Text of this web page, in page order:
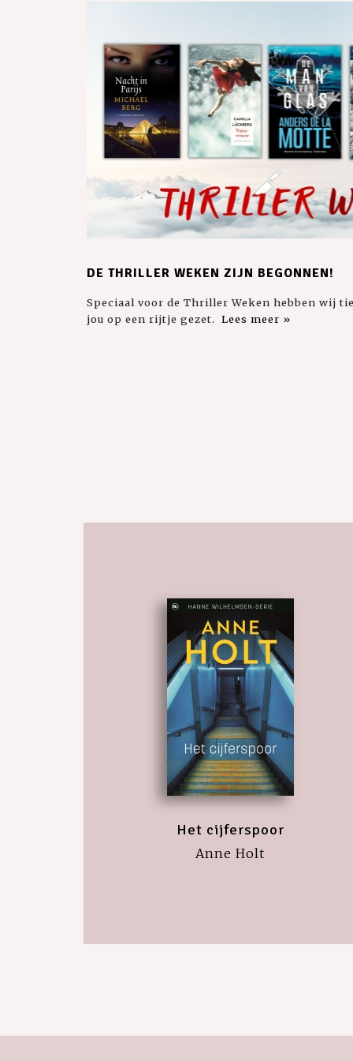
DE THRILLER WEKEN ZIJN BEGONNEN!
Speciaal voor de Thriller Weken hebben wij
jou op een rijtje gezet. Lees meer »
Het cijferspoor
Anne Holt